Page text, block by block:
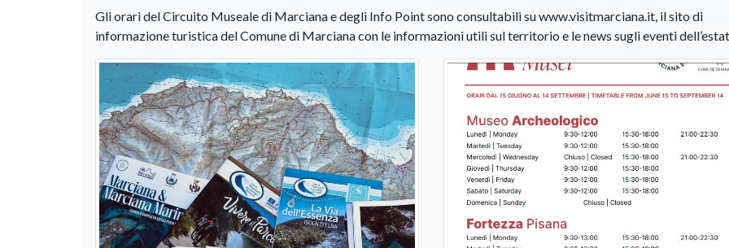
Gli orari del Circuito Museale di Marciana e degli Info Point sono consultabili su www.visitmarciana.it, il sito di
informazione turistica del Comune di Marciana con le informazioni utili sul territorio e le news sugli eventi